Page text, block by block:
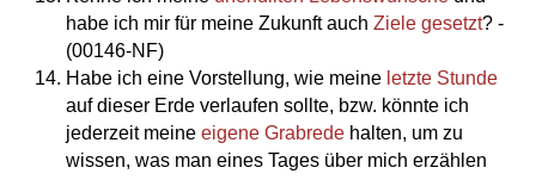
habe ich mir für meine Zukunft auch Ziele gesetzt? -
(00146-NF)
Habe ich eine Vorstellung, wie meine letzte Stunde
auf dieser Erde verlaufen sollte, bzw. könnte ich
jederzeit meine eigene Grabrede halten, um zu
wissen, was man eines Tages über mich erzählen